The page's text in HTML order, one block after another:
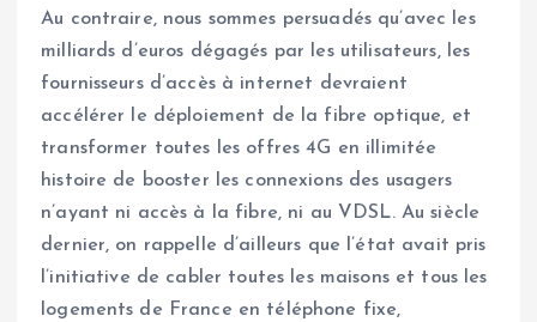
Au contraire, nous sommes persuadés qu’avec les
milliards d’euros dégagés par les utilisateurs, les
fournisseurs d’accès à internet devraient
accélérer le déploiement de la fibre optique, et
transformer toutes les offres 4G en illimitée
histoire de booster les connexions des usagers
n’ayant ni accès à la fibre, ni au VDSL. Au siècle
dernier, on rappelle d’ailleurs que l’état avait pris
l’initiative de cabler toutes les maisons et tous les
logements de France en téléphone fixe,